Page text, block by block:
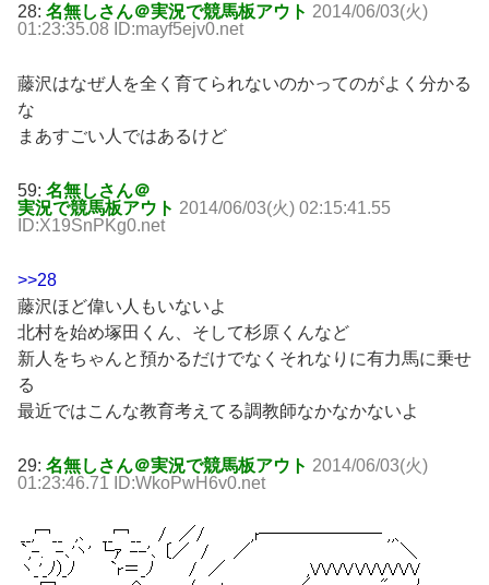
28: 名無しさん＠実況で競馬板アウト 2014/06/03(火)
01:23:35.08 ID:mayf5ejv0.net
藤沢はなぜ人を全く育てられないのかってのがよく分かる
な
まあすごい人ではあるけど
59: 名無しさん＠
実況で競馬板アウト 2014/06/03(火) 02:15:41.55
ID:X19SnPKg0.net
>>28
藤沢ほど偉い人もいないよ
北村を始め塚田くん、そして杉原くんなど
新人をちゃんと預かるだけでなくそれなりに有力馬に乗せ
る
最近ではこんな教育考えてる調教師なかなかないよ
29: 名無しさん＠実況で競馬板アウト 2014/06/03(火)
01:23:46.71 ID:WkoPwH6v0.net